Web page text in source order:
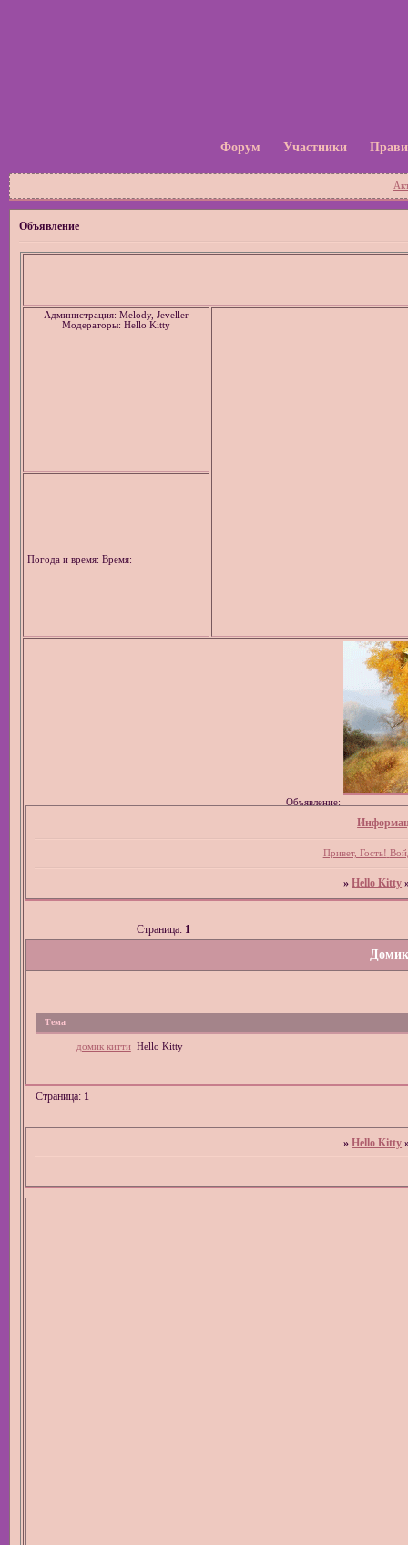
Форум Участники
Объявление
Администрация: Melody, Jeveller
Модераторы: Hello Kitty
Погода и время: Время:
Объявление:
Привет, Гость!
»Hello Kitty
Страница: 1
Тема
домик китти Hello Kitty
Страница: 1
»Hello Kitty